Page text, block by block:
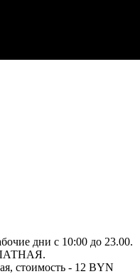
дни с 10:00 до 23.00.
стоимость - 12 BYN